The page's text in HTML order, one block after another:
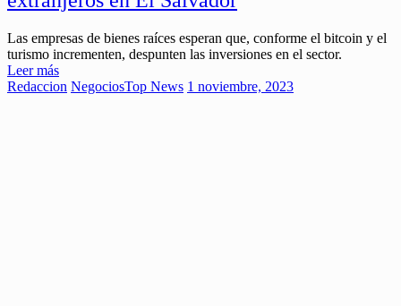
Las empresas de bienes raíces esperan que, conforme el bitcoin y el
turismo incrementen, despunten las inversiones en el sector.
Leer más
Redaccion NegociosTop News 1 noviembre, 2023